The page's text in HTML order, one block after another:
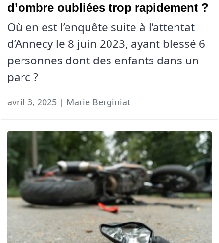
d’ombre oubliées trop rapidement ?
Où en est l’enquête suite à l’attentat
d’Annecy le 8 juin 2023, ayant blessé 6
personnes dont des enfants dans un
parc ?
avril 3, 2025 | Marie Berginiat